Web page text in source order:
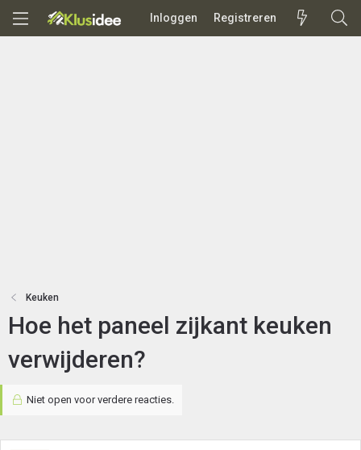
Inloggen Registreren
Keuken
Hoe het paneel zijkant keuken
verwijderen?
Niet open voor verdere reacties.